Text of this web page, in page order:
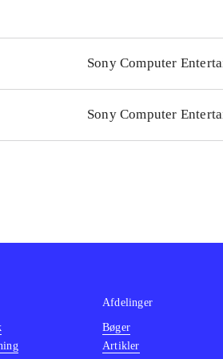
Sony Computer
Sony Computer
Afdelinger
Bøger
Artikler